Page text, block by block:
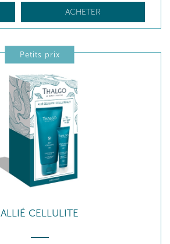
ACHETER
Petits prix
ALLIÉ CELLULITE